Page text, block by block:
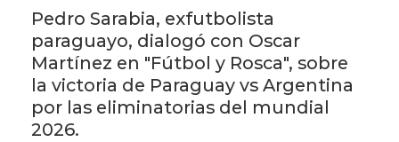
Pedro Sarabia, exfutbolista
paraguayo, dialogó con Oscar
Martínez en "Fútbol y Rosca", sobre
la victoria de Paraguay vs Argentina
por las eliminatorias del mundial
2026.